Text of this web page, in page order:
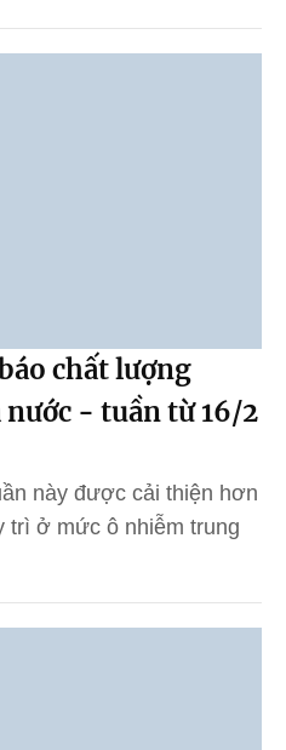
chất lượng
- tuần từ 16/2
này được cải thiện hơn
trì ở mức ô nhiễm trung